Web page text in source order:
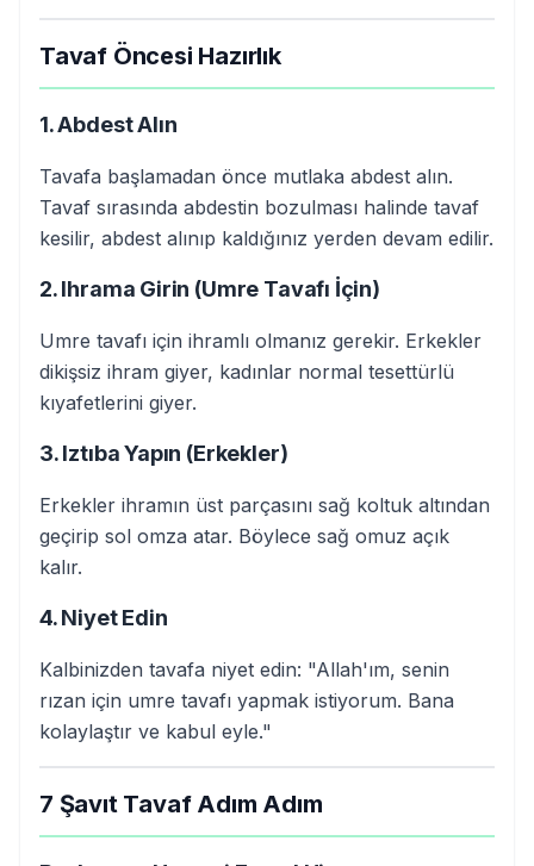
Tavaf Öncesi Hazırlık
1. Abdest Alın
Tavafa başlamadan önce mutlaka abdest alın.
Tavaf sırasında abdestin bozulması halinde tavaf
kesilir, abdest alınıp kaldığınız yerden devam edilir.
2. Ihrama Girin (Umre Tavafı İçin)
Umre tavafı için ihramlı olmanız gerekir. Erkekler
dikişsiz ihram giyer, kadınlar normal tesettürlü
kıyafetlerini giyer.
3. Iztıba Yapın (Erkekler)
Erkekler ihramın üst parçasını sağ koltuk altından
geçirip sol omza atar. Böylece sağ omuz açık
kalır.
4. Niyet Edin
Kalbinizden tavafa niyet edin: "Allah'ım, senin
rızan için umre tavafı yapmak istiyorum. Bana
kolaylaştır ve kabul eyle."
7 Şavıt Tavaf Adım Adım